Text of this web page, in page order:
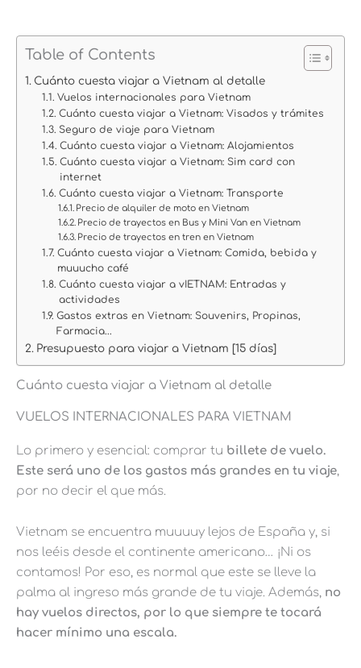
Table of Contents
Cuánto cuesta viajar a Vietnam al detalle
Vuelos internacionales para Vietnam
Cuánto cuesta viajar a Vietnam: Visados y trámites
Seguro de viaje para Vietnam
Cuánto cuesta viajar a Vietnam: Alojamientos
Cuánto cuesta viajar a Vietnam: Sim card con
internet
Cuánto cuesta viajar a Vietnam: Transporte
Precio de alquiler de moto en Vietnam
Precio de trayectos en Bus y Mini Van en Vietnam
Precio de trayectos en tren en Vietnam
Cuánto cuesta viajar a Vietnam: Comida, bebida y
muuucho café
Cuánto cuesta viajar a vIETNAM: Entradas y
actividades
Gastos extras en Vietnam: Souvenirs, Propinas,
Farmacia...
Presupuesto para viajar a Vietnam [15 días]
Cuánto cuesta viajar a Vietnam al detalle
VUELOS INTERNACIONALES PARA VIETNAM
Lo primero y esencial: comprar tu billete de vuelo.
Este será uno de los gastos más grandes en tu viaje,
por no decir el que más.
Vietnam se encuentra muuuuy lejos de España y, si
nos leéis desde el continente americano… ¡Ni os
contamos! Por eso, es normal que este se lleve la
palma al ingreso más grande de tu viaje. Además, no
hay vuelos directos, por lo que siempre te tocará
hacer mínimo una escala.